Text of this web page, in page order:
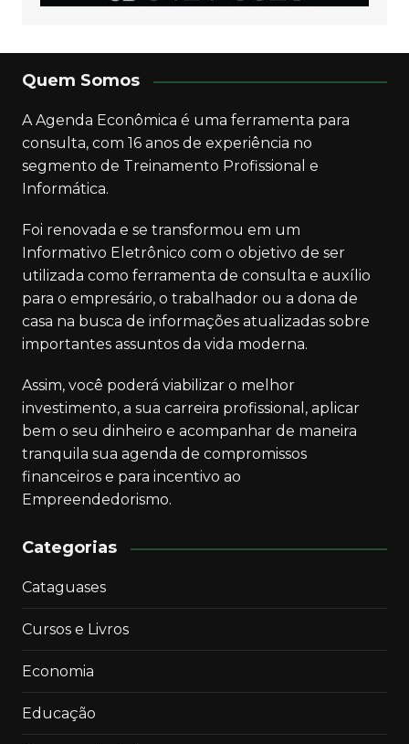
Quem Somos
A Agenda Econômica é uma ferramenta para
consulta, com 16 anos de experiência no
segmento de Treinamento Profissional e
Informática.
Foi renovada e se transformou em um
Informativo Eletrônico com o objetivo de ser
utilizada como ferramenta de consulta e auxílio
para o empresário, o trabalhador ou a dona de
casa na busca de informações atualizadas sobre
importantes assuntos da vida moderna.
Assim, você poderá viabilizar o melhor
investimento, a sua carreira profissional, aplicar
bem o seu dinheiro e acompanhar de maneira
tranquila sua agenda de compromissos
financeiros e para incentivo ao
Empreendedorismo.
Categorias
Cataguases
Cursos e Livros
Economia
Educação